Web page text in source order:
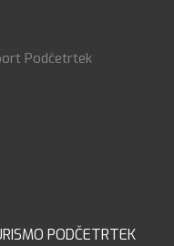
Podčetrtek
PODČETRTEK